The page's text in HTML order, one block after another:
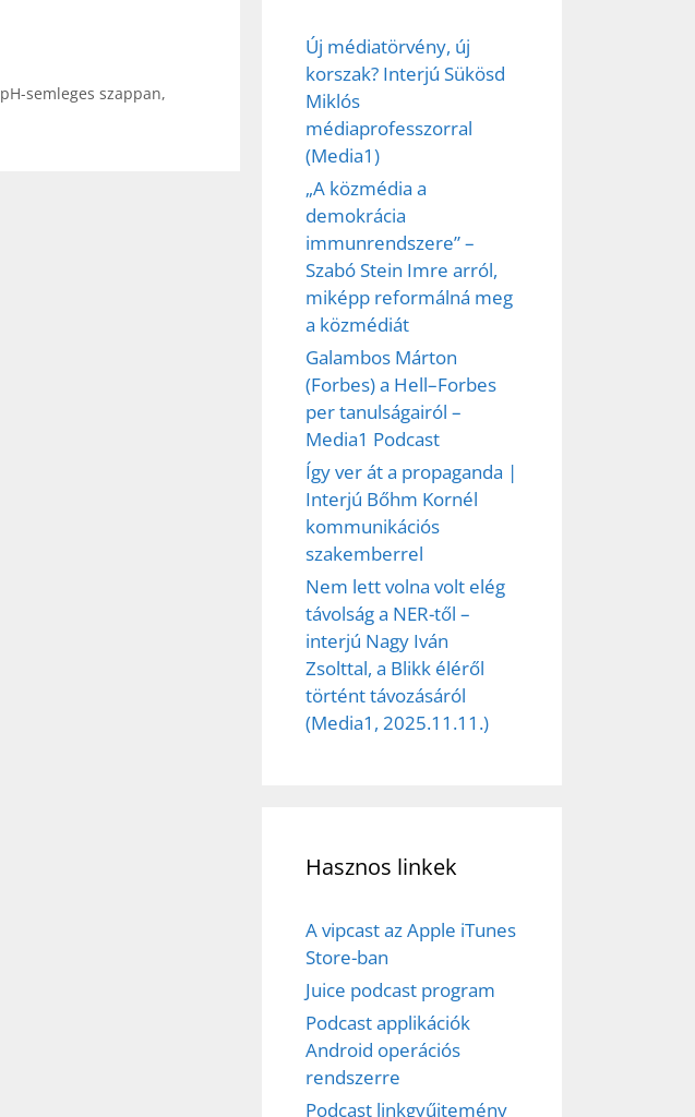
pH-semleges szappan,
Új médiatörvény, új
korszak? Interjú Sükösd
Miklós
médiaprofesszorral
(Media1)
„A közmédia a
demokrácia
immunrendszere” –
Szabó Stein Imre arról,
miképp reformálná meg
a közmédiát
Galambos Márton
(Forbes) a Hell–Forbes
per tanulságairól –
Media1 Podcast
Így ver át a propaganda |
Interjú Bőhm Kornél
kommunikációs
szakemberrel
Nem lett volna volt elég
távolság a NER-től –
interjú Nagy Iván
Zsolttal, a Blikk éléről
történt távozásáról
(Media1, 2025.11.11.)
Hasznos linkek
A vipcast az Apple iTunes
Store-ban
Juice podcast program
Podcast applikációk
Android operációs
rendszerre
Podcast linkgyűjtemény